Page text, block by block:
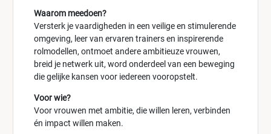
Waarom meedoen?
Versterk je vaardigheden in een veilige en stimulerende
omgeving, leer van ervaren trainers en inspirerende
rolmodellen, ontmoet andere ambitieuze vrouwen,
breid je netwerk uit, word onderdeel van een beweging
die gelijke kansen voor iedereen vooropstelt.
Voor wie?
Voor vrouwen met ambitie, die willen leren, verbinden
én impact willen maken.